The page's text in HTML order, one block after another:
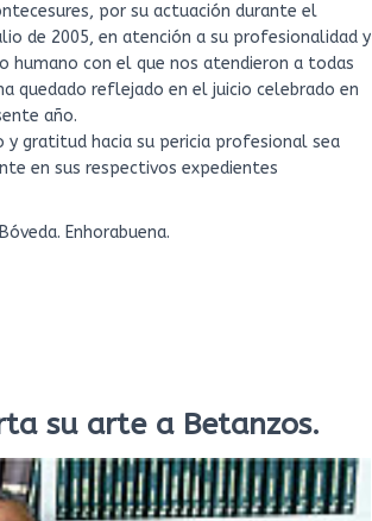
por su actuación durante el
de 2005, en atención a su profesionalidad y
con el que nos atendieron a todas
quedado reflejado en el juicio celebrado en
año.
gratitud hacia su pericia profesional sea
en sus respectivos expedientes
Enhorabuena.
su arte a Betanzos.